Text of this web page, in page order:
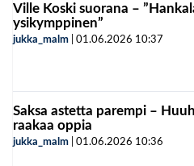
Ville Koski suorana –
ysikymppinen”
jukka_malm 01.06.2026 10:37
Saksa astetta parempi –
raakaa oppia
jukka_malm 01.06.2026 10:36